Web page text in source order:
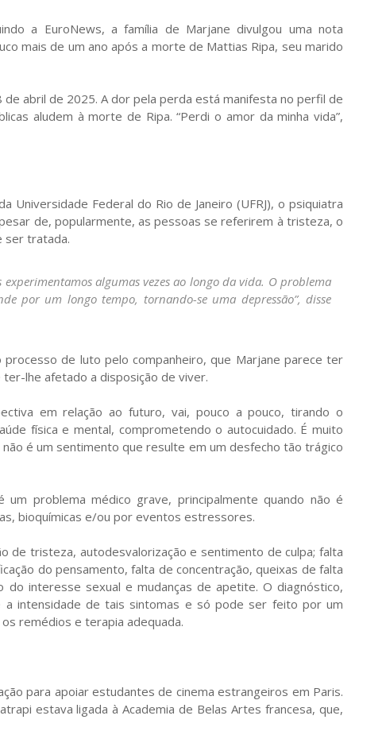
a EuroNews, a família de Marjane divulgou uma nota
mais de um ano após a morte de Mattias Ripa, seu marido
abril de 2025. A dor pela perda está manifesta no perfil de
aludem à morte de Ripa. “Perdi o amor da minha vida”,
Federal do Rio de Janeiro (UFRJ), o psiquiatra
de, popularmente, as pessoas se referirem à tristeza, o
ser tratada.
algumas vezes ao longo da vida. O problema
por um longo tempo, tornando-se uma depressão”, disse
de luto pelo companheiro, que Marjane parece ter
ter-lhe afetado a disposição de viver.
em relação ao futuro, vai, pouco a pouco, tirando o
física e mental, comprometendo o autocuidado. É muito
é um sentimento que resulte em um desfecho tão trágico
problema médico grave, principalmente quando não é
bioquímicas e/ou por eventos estressores.
de tristeza, autodesvalorização e sentimento de culpa; falta
do pensamento, falta de concentração, queixas de falta
interesse sexual e mudanças de apetite. O diagnóstico,
a intensidade de tais sintomas e só pode ser feito por um
remédios e terapia adequada.
para apoiar estudantes de cinema estrangeiros em Paris.
estava ligada à Academia de Belas Artes francesa, que,